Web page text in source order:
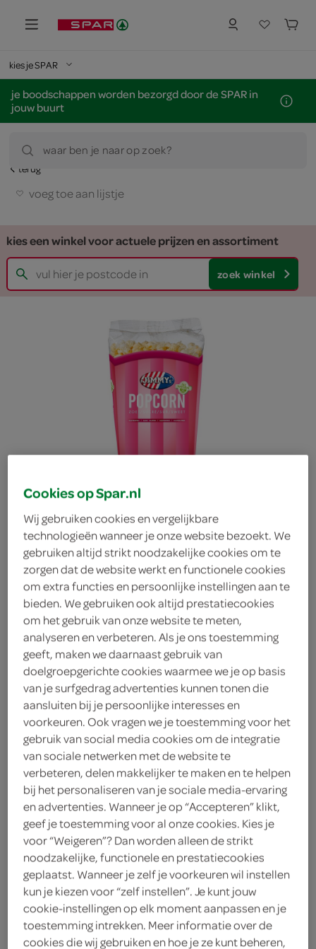
kies je SPAR
je boodschappen worden bezorgd door de SPAR in
jouw buurt
waar ben je naar op zoek?
terug
voeg toe aan lijstje
kies een winkel voor actuele prijzen en assortiment
zoek winkel
Jimmy's popcorn tub
zoet
Jimmy's
1.
99
140 Gram
Let op: aanbiedingen zijn niet zichtbaar bij de
producten, maar worden wél automatisch
verwerkt in de winkelmand.
zet een grote bak zoete popcorn midden op tafel,
ideaal om met z’n allen uit te graaien tijdens
filmavond
Cookies op Spar.nl
Wij gebruiken cookies en vergelijkbare
technologieën wanneer je onze website bezoekt. We
gebruiken altijd strikt noodzakelijke cookies om te
zorgen dat de website werkt en functionele cookies
om extra functies en persoonlijke instellingen aan te
bieden. We gebruiken ook altijd prestatiecookies
om het gebruik van onze website te meten,
analyseren en verbeteren. Als je ons toestemming
geeft, maken we daarnaast gebruik van
doelgroepgerichte cookies waarmee we je op basis
van je surfgedrag advertenties kunnen tonen die
aansluiten bij je persoonlijke interesses en
voorkeuren. Ook vragen we je toestemming voor het
gebruik van social media cookies om de integratie
van sociale netwerken met de website te
verbeteren, delen makkelijker te maken en te helpen
bij het personaliseren van je sociale media-ervaring
en advertenties. Wanneer je op “Accepteren” klikt,
geef je toestemming voor al onze cookies. Kies je
voor “Weigeren”? Dan worden alleen de strikt
noodzakelijke, functionele en prestatiecookies
geplaatst. Wanneer je zelf je voorkeuren wil instellen
kun je kiezen voor “zelf instellen”. Je kunt jouw
cookie-instellingen op elk moment aanpassen en je
toestemming intrekken. Meer informatie over de
cookies die wij gebruiken en hoe je ze kunt beheren,